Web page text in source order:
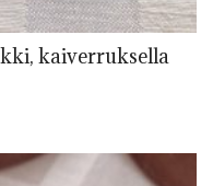
kaiverruksella